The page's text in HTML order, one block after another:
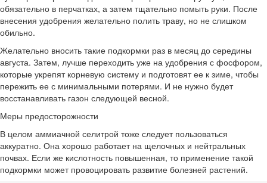
обязательно в перчатках, а затем тщательно помыть руки. После
внесения удобрения желательно полить траву, но не слишком
обильно.
Желательно вносить такие подкормки раз в месяц до середины
августа. Затем, лучше переходить уже на удобрения с фосфором,
которые укрепят корневую систему и подготовят ее к зиме, чтобы
пережить ее с минимальными потерями. И не нужно будет
восстанавливать газон следующей весной.
Меры предосторожности
В целом аммиачной селитрой тоже следует пользоваться
аккуратно. Она хорошо работает на щелочных и нейтральных
почвах. Если же кислотность повышенная, то применение такой
подкормки может провоцировать развитие болезней растений.